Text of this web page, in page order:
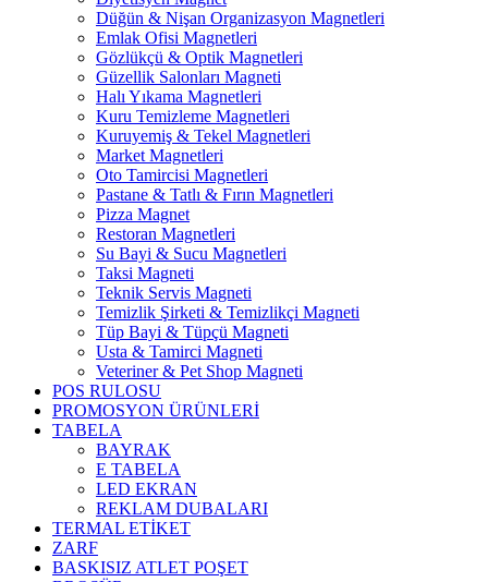
Düğün & Nişan Organizasyon Magnetleri
Emlak Ofisi Magnetleri
Gözlükçü & Optik Magnetleri
Güzellik Salonları Magneti
Halı Yıkama Magnetleri
Kuru Temizleme Magnetleri
Kuruyemiş & Tekel Magnetleri
Market Magnetleri
Oto Tamircisi Magnetleri
Pastane & Tatlı & Fırın Magnetleri
Pizza Magnet
Restoran Magnetleri
Su Bayi & Sucu Magnetleri
Taksi Magneti
Teknik Servis Magneti
Temizlik Şirketi & Temizlikçi Magneti
Tüp Bayi & Tüpçü Magneti
Usta & Tamirci Magneti
Veteriner & Pet Shop Magneti
POS RULOSU
PROMOSYON ÜRÜNLERİ
TABELA
BAYRAK
E TABELA
LED EKRAN
REKLAM DUBALARI
TERMAL ETİKET
ZARF
BASKISIZ ATLET POŞET